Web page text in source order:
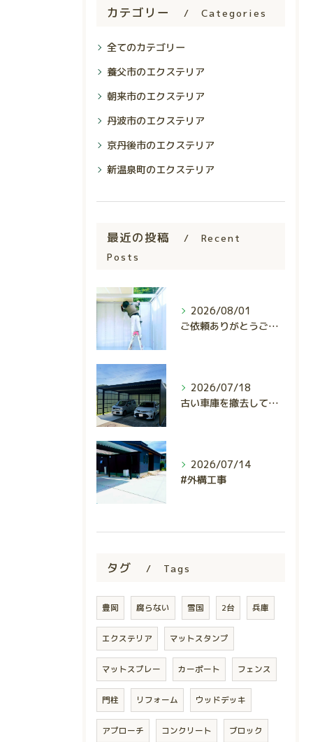
カテゴリー Categories
全てのカテゴリー
養父市のエクステリア
朝来市のエクステリア
丹波市のエクステリア
京丹後市のエクステリア
新温泉町のエクステリア
最近の投稿
Recent
Posts
2026/08/01
ご依頼ありがとうございました。
2026/07/18
古い車庫を撤去して、使いやすくスタイリッシュな駐車スペースへ...
2026/07/14
#外構工事
タグ Tags
豊岡 腐らない 雪国 2台 兵庫
エクステリア マットスタンプ
マットスプレー カーポート フェンス
門柱 リフォーム ウッドデッキ
アプローチ コンクリート ブロック